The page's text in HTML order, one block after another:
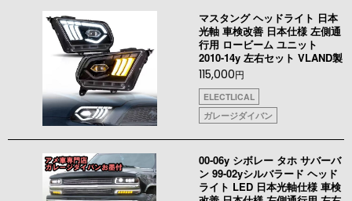
マスタング ヘッドライト 日本
光軸 車検改善 日本仕様 左側通
行用 ロービーム ユニット
2010-14y 左右セット VLAND製
115,000円
ELECTLICAL
ガレージダイバン
00-06y シボレー タホ サバーバ
ン 99-02yシルバラード ヘッド
ライト LED 日本光軸仕様 車検